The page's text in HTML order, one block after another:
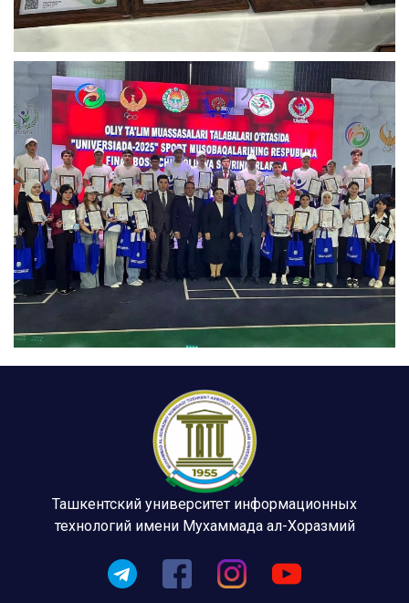
Ташкентский университет информационных
технологий имени Мухаммада ал-Хоразмий